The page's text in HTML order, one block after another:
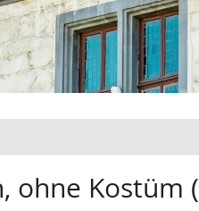
ohne Kostüm